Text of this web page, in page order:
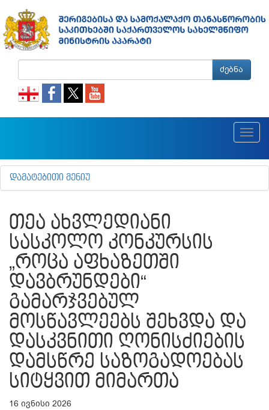
ძებნა
ᲓᲐᲛᲐᲢᲔᲑᲘᲗᲘ ᲛᲔᲜᲘᲣ
ᲗᲔᲐ ᲐᲮᲕᲚᲔᲓᲘᲐᲜᲘ
ᲡᲐᲡᲙᲝᲚᲝ ᲙᲝᲜᲙᲣᲠᲡᲘᲡ
„ᲠᲝᲪᲐ ᲐᲤᲮᲐᲖᲔᲗᲨᲘ
ᲓᲐᲕᲑᲠᲣᲜᲓᲔᲑᲘ“
ᲒᲐᲛᲐᲠᲯᲕᲔᲑᲣᲚ
ᲛᲝᲡᲬᲐᲕᲚᲔᲔᲑᲡ ᲨᲔᲮᲕᲓᲐ ᲓᲐ
ᲓᲐᲡᲙᲕᲜᲘᲗᲘ ᲦᲝᲜᲘᲡᲫᲘᲔᲑᲘᲡ
ᲓᲐᲛᲡᲬᲠᲔ ᲡᲐᲖᲝᲒᲐᲓᲝᲔᲑᲐᲡ
ᲡᲘᲢᲧᲕᲘᲗ ᲛᲘᲛᲐᲠᲗᲐ
16 ივნისი 2026